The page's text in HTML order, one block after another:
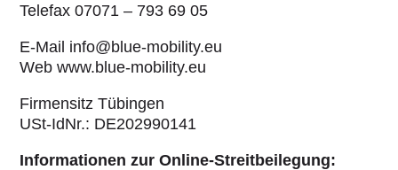
Telefax 07071 – 793 69 05
E-Mail info@blue-mobility.eu
Web www.blue-mobility.eu
Firmensitz Tübingen
USt-IdNr.: DE202990141
Informationen zur Online-Streitbeilegung: